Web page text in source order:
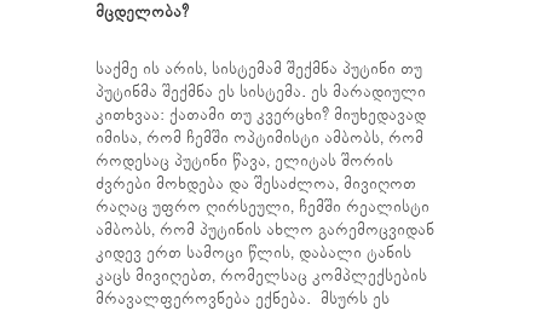
მცდელობა?
საქმე ის არის, სისტემამ შექმნა პუტინი თუ
პუტინმა შექმნა ეს სისტემა. ეს მარადიული
კითხვაა: ქათამი თუ კვერცხი? მიუხედავად
იმისა, რომ ჩემში ოპტიმისტი ამბობს, რომ
როდესაც პუტინი წავა, ელიტას შორის
ძვრები მოხდება და შესაძლოა, მივიღოთ
რაღაც უფრო ღირსეული, ჩემში რეალისტი
ამბობს, რომ პუტინის ახლო გარემოცვიდან
კიდევ ერთ სამოცი წლის, დაბალი ტანის
კაცს მივიღებთ, რომელსაც კომპლექსების
მრავალფეროვნება ექნება.
მსურს ეს